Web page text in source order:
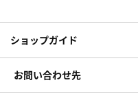
ショップガイド
お問い合わせ先